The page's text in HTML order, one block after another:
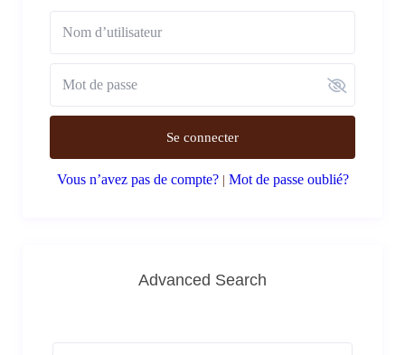
Se connecter
Vous n’avez pas de compte?| Mot de passe oublié?
Advanced Search